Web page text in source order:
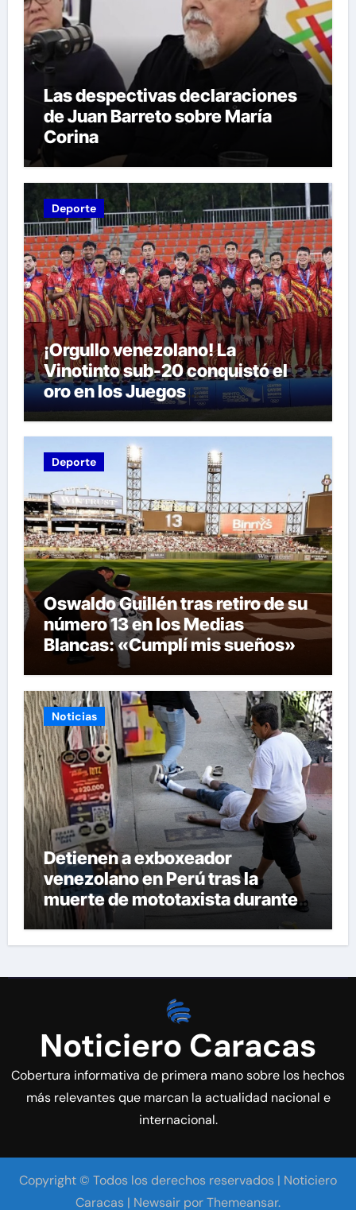
Las despectivas declaraciones
de Juan Barreto sobre María
Corina
Deporte
¡Orgullo venezolano! La
Vinotinto sub-20 conquistó el
oro en los Juegos
Centroamericanos y del Caribe
tras unos dramáticos penales
Deporte
Oswaldo Guillén tras retiro de su
número 13 en los Medias
Blancas: «Cumplí mis sueños»
Noticias
Detienen a exboxeador
venezolano en Perú tras la
muerte de mototaxista durante
una riña
Noticiero Caracas
Cobertura informativa de primera mano sobre los hechos
más relevantes que marcan la actualidad nacional e
internacional.
Copyright © Todos los derechos reservados | Noticiero
Caracas | Newsair porThemeansar.